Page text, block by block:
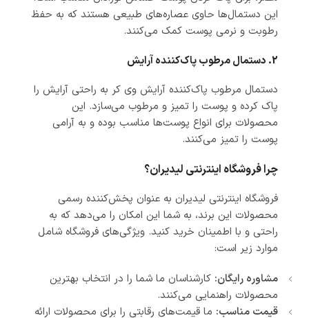
این دستمال‌ها حاوی عصاره‌های طبیعی هستند که به حفظ
رطوبت و نرمی پوست کمک می‌کنند.
2. دستمال مرطوب پاک‌کننده آرایش
دستمال مرطوب پاک‌کننده آرایش وی کر به راحتی آرایش را
پاک کرده و پوست را تمیز و مرطوب می‌سازد. این
محصولات برای انواع پوست‌ها مناسب بوده و به آرامی
پوست را تمیز می‌کنند.
چرا فروشگاه اینترنتی لیدیران؟
فروشگاه اینترنتی لیدیران به عنوان پخش‌کننده رسمی
محصولات این برند، به شما این امکان را می‌دهد که به
راحتی و با اطمینان خرید کنید. ویژگی‌های فروشگاه شامل
موارد زیر است:
مشاوره رایگان: کارشناسان ما شما را در انتخاب بهترین
محصولات راهنمایی می‌کنند.
قیمت مناسب: ما قیمت‌های رقابتی را برای محصولات ارائه